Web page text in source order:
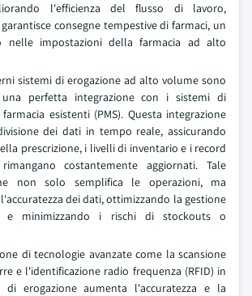
l'efficienza del flusso di lavoro,
consegne tempestive di farmaci, un
nelle impostazioni della farmacia ad alto
sistemi di erogazione ad alto volume sono
perfetta integrazione con i sistemi di
esistenti (PMS). Questa integrazione
dei dati in tempo reale, assicurando
prescrizione, i livelli di inventario e i record
costantemente aggiornati. Tale
non solo semplifica le operazioni, ma
dei dati, ottimizzando la gestione
e minimizzando i rischi di stockouts o
di tecnologie avanzate come la scansione
e l'identificazione radio frequenza (RFID) in
di erogazione aumenta l'accuratezza e la